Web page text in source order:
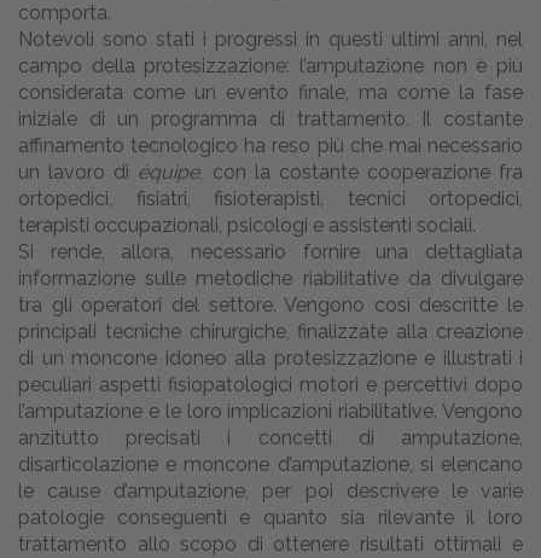
comporta.
Notevoli sono stati i progressi in questi ultimi anni, nel
campo della protesizzazione: l’amputazione non è più
considerata come un evento finale, ma come la fase
iniziale di un programma di trattamento. Il costante
affinamento tecnologico ha reso più che mai necessario
un lavoro di équipe, con la costante cooperazione fra
ortopedici, fisiatri, fisioterapisti, tecnici ortopedici,
terapisti occupazionali, psicologi e assistenti sociali.
Si rende, allora, necessario fornire una dettagliata
informazione sulle metodiche riabilitative da divulgare
tra gli operatori del settore. Vengono così descritte le
principali tecniche chirurgiche, finalizzate alla creazione
di un moncone idoneo alla protesizzazione e illustrati i
peculiari aspetti fisiopatologici motori e percettivi dopo
l’amputazione e le loro implicazioni riabilitative. Vengono
anzitutto precisati i concetti di amputazione,
disarticolazione e moncone d’amputazione, si elencano
le cause d’amputazione, per poi descrivere le varie
patologie conseguenti e quanto sia rilevante il loro
trattamento allo scopo di ottenere risultati ottimali e